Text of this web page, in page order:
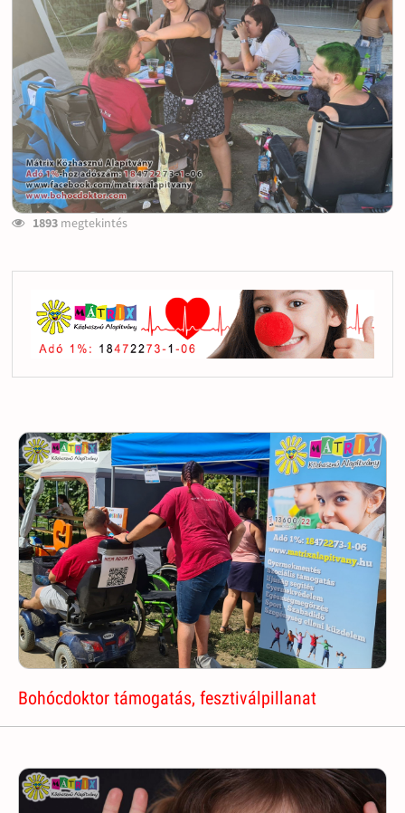
1893megtekintés
Bohócdoktor támogatás, fesztiválpillanat